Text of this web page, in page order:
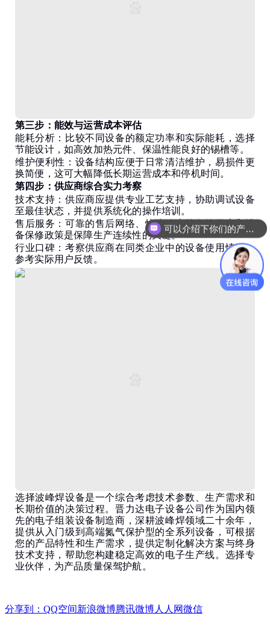
第三步：能效与运营成本评估
能耗分析：比较不同设备的额定功率和实际能耗，选择
节能设计，如高效加热元件、保温性能良好的锡槽等。
维护便利性：设备结构应便于日常清洁维护，易损件更
换简便，这可大幅降低长期运营成本和停机时间。
第四步：供应商综合实力考察
技术支持：供应商应提供专业工艺支持，协助调试设备
至最佳状态，并提供系统化的操作培训。
售后服务：可靠的售后网络、快速响应的备件供应和设
备保修政策是保障生产连续性的关键。
行业口碑：考察供应商在同类企业中的设备使用情况，
参考实际用户反馈。
选择波峰焊设备是一个综合考虑技术参数、生产需求和
长期价值的决策过程。晋力达电子设备公司作为国内领
先的电子组装设备制造商，深耕波峰焊领域二十余年，
提供从入门级到高端氮气保护型的全系列设备，可根据
您的产品特性和生产需求，提供定制化解决方案与终身
技术支持，帮助您构建稳定高效的电子生产线。选择专
业伙伴，为产品质量保驾护航。
分享到： QQ空间新浪微博腾讯微博人人网微信
可以介绍下你们的产品么？